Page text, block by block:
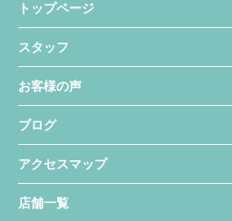
トップページ
スタッフ
お客様の声
ブログ
アクセスマップ
店舗一覧